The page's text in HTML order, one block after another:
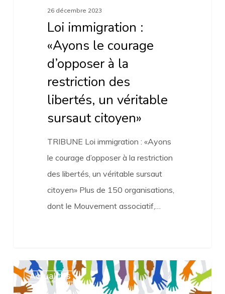
26 décembre 2023
Loi immigration :
«Ayons le courage
d’opposer à la
restriction des
libertés, un véritable
sursaut citoyen»
TRIBUNE Loi immigration : «Ayons
le courage d’opposer à la restriction
des libertés, un véritable sursaut
citoyen» Plus de 150 organisations,
dont le Mouvement associatif,…
Formation
des
Actualités